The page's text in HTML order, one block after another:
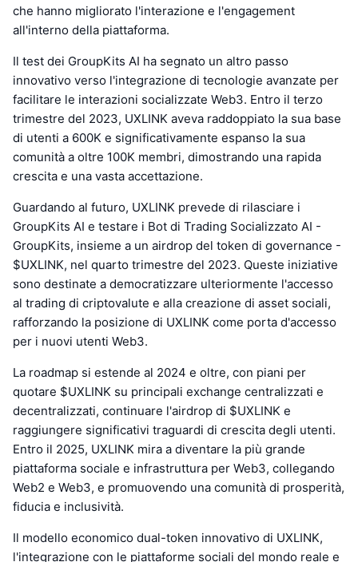
che hanno migliorato l'interazione e l'engagement
all'interno della piattaforma.
Il test dei GroupKits AI ha segnato un altro passo
innovativo verso l'integrazione di tecnologie avanzate per
facilitare le interazioni socializzate Web3. Entro il terzo
trimestre del 2023, UXLINK aveva raddoppiato la sua base
di utenti a 600K e significativamente espanso la sua
comunità a oltre 100K membri, dimostrando una rapida
crescita e una vasta accettazione.
Guardando al futuro, UXLINK prevede di rilasciare i
GroupKits AI e testare i Bot di Trading Socializzato AI -
GroupKits, insieme a un airdrop del token di governance -
$UXLINK, nel quarto trimestre del 2023. Queste iniziative
sono destinate a democratizzare ulteriormente l'accesso
al trading di criptovalute e alla creazione di asset sociali,
rafforzando la posizione di UXLINK come porta d'accesso
per i nuovi utenti Web3.
La roadmap si estende al 2024 e oltre, con piani per
quotare $UXLINK su principali exchange centralizzati e
decentralizzati, continuare l'airdrop di $UXLINK e
raggiungere significativi traguardi di crescita degli utenti.
Entro il 2025, UXLINK mira a diventare la più grande
piattaforma sociale e infrastruttura per Web3, collegando
Web2 e Web3, e promuovendo una comunità di prosperità,
fiducia e inclusività.
Il modello economico dual-token innovativo di UXLINK,
l'integrazione con le piattaforme sociali del mondo reale e